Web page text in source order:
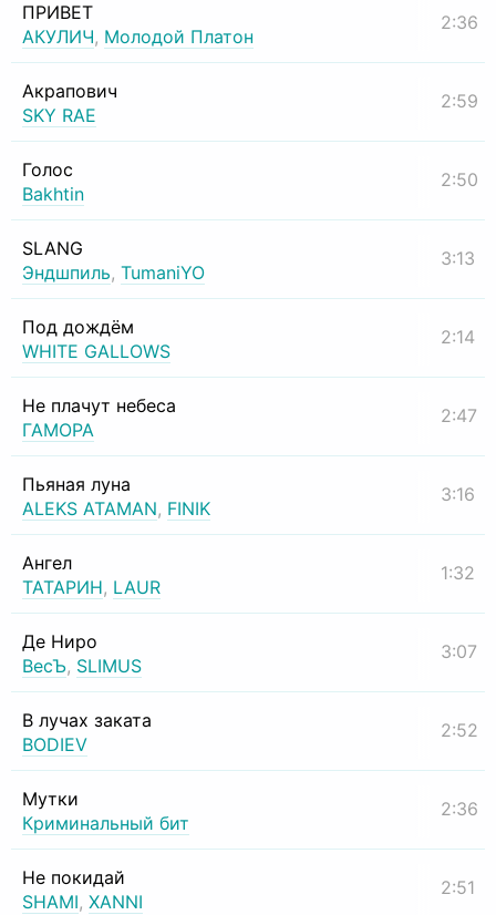
ПРИВЕТ
АКУЛИЧ, Молодой Платон
2:36
Акрапович
SKY RAE
2:59
Голос
Bakhtin
2:50
SLANG
Эндшпиль, TumaniYO
3:13
Под дождём
WHITE GALLOWS
2:14
Не плачут небеса
ГАМОРА
2:47
Пьяная луна
ALEKS ATAMAN, FINIK
3:16
Ангел
ТАТАРИН, LAUR
1:32
Де Ниро
ВесЪ, SLIMUS
3:07
В лучах заката
BODIEV
2:52
Мутки
Криминальный бит
2:36
Не покидай
SHAMI, XANNI
2:51